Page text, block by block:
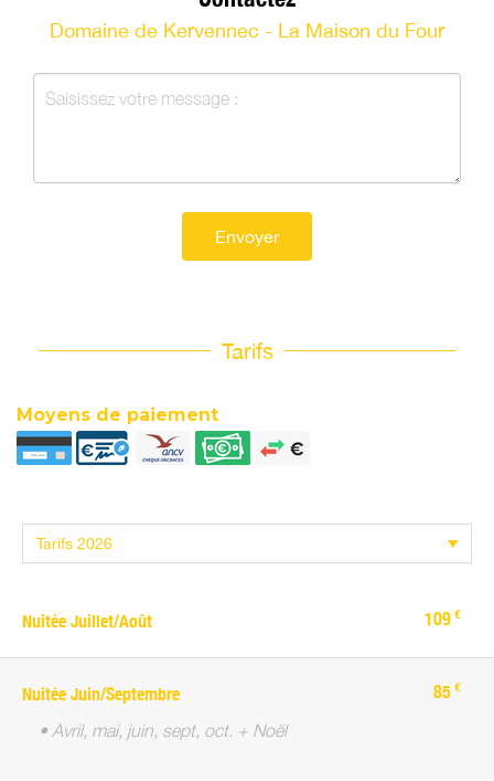
Domaine de Kervennec - La Maison du Four
Envoyer
Tarifs
Moyens de paiement
Nuitée Juillet/Août 109 €
Nuitée Juin/Septembre 85 €
• Avril, mai, juin, sept, oct. + Noël